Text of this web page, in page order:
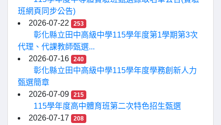
班網頁同步公告)
2026-07-22
253
彰化縣立田中高級中學115學年度第1學期第3次
代理、代課教師甄選...
2026-07-16
240
彰化縣立田中高級中學115學年度學務創新人力
甄選簡章
2026-07-09
215
115學年度高中體育班第二次特色招生甄選
2026-07-17
208